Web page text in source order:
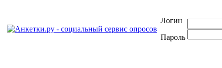
Логин
Пароль